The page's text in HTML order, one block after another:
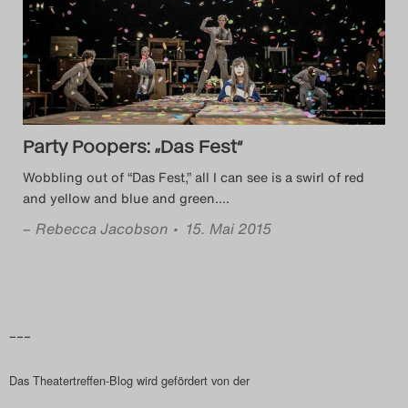
Das Theatertreffen-Blog
2014
Das Theatertreffen-Blog
2015
Das Theatertreffen-Blog
2016
2018
Party Poopers: „Das Fest“
Wobbling out of “Das Fest,” all I can see is a swirl of red
and yellow and blue and green.…
– Rebecca Jacobson • 15. Mai 2015
–––
Das Theatertreffen-Blog wird gefördert von der